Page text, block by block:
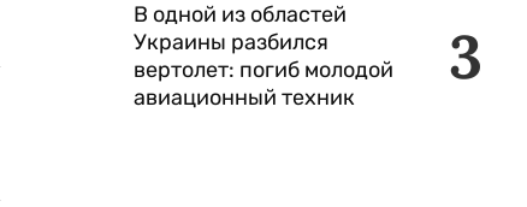
3
В одной из областей
Украины разбился
вертолет: погиб молодой
авиационный техник